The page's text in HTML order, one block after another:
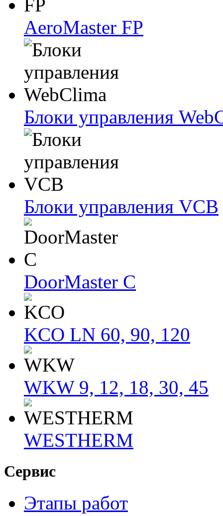
AeroMaster FP
Блоки упрaвлeния
Блоки упрaвлeния VCB
DoorMaster C
KCO LN 60, 90, 120
WKW 9, 12, 18, 30, 45
WESTHERM
Сервис
Этапы работ